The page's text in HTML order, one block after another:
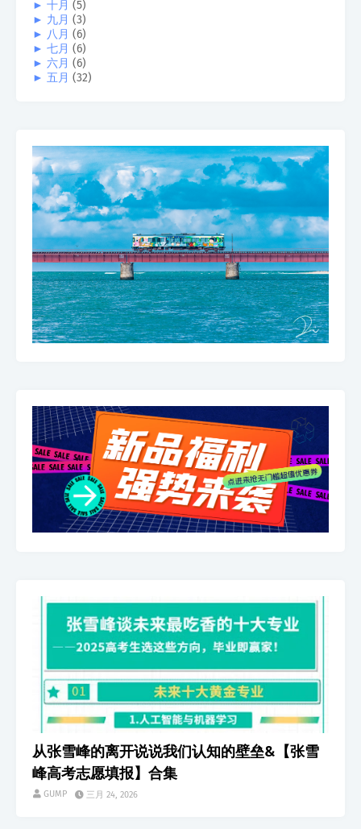
► 十月 (5)
► 九月 (3)
► 八月 (6)
► 七月 (6)
► 六月 (6)
► 五月 (32)
从张雪峰的离开说说我们认知的壁垒&【张雪
峰高考志愿填报】合集
GUMP 三月 24, 2026